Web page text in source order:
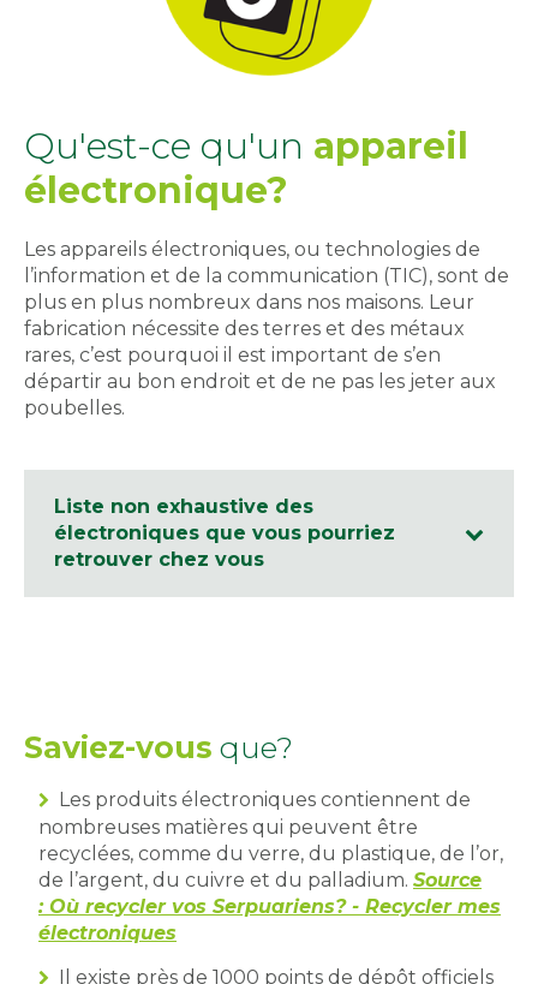
Qu'est-ce qu'un appareil
électronique?
Les appareils électroniques, ou technologies de
l’information et de la communication (TIC), sont de
plus en plus nombreux dans nos maisons. Leur
fabrication nécessite des terres et des métaux
rares, c’est pourquoi il est important de s’en
départir au bon endroit et de ne pas les jeter aux
poubelles.
Liste non exhaustive des
électroniques que vous pourriez
retrouver chez vous
Saviez-vous que?
Les produits électroniques contiennent de
nombreuses matières qui peuvent être
recyclées, comme du verre, du plastique, de l’or,
de l’argent, du cuivre et du palladium. Source
: Où recycler vos Serpuariens? - Recycler mes
électroniques
Il existe près de 1000 points de dépôt officiels